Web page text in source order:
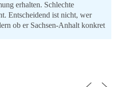
erhalten. Schlechte
Entscheidend ist nicht, wer
ob er Sachsen-Anhalt konkret